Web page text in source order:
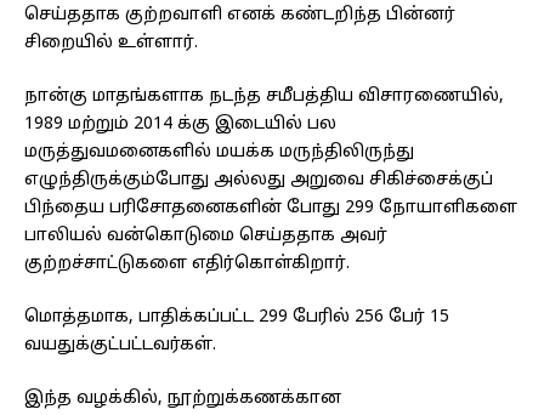
செய்ததாக குற்றவாளி எனக் கண்டறிந்த பின்னர்
சிறையில் உள்ளார்.
நான்கு மாதங்களாக நடந்த சமீபத்திய விசாரணையில்,
1989 மற்றும் 2014 க்கு இடையில் பல
மருத்துவமனைகளில் மயக்க மருந்திலிருந்து
எழுந்திருக்கும்போது அல்லது அறுவை சிகிச்சைக்குப்
பிந்தைய பரிசோதனைகளின் போது 299 நோயாளிகளை
பாலியல் வன்கொடுமை செய்ததாக அவர்
குற்றச்சாட்டுகளை எதிர்கொள்கிறார்.
மொத்தமாக, பாதிக்கப்பட்ட 299 பேரில் 256 பேர் 15
வயதுக்குட்பட்டவர்கள்.
இந்த வழக்கில், நூற்றுக்கணக்கான